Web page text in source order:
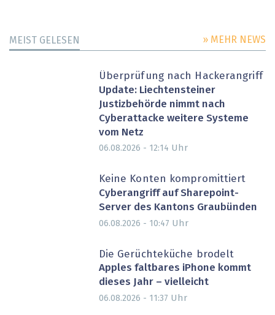
MEIST GELESEN » MEHR NEWS
Überprüfung nach Hackerangriff
Update: Liechtensteiner
Justizbehörde nimmt nach
Cyberattacke weitere Systeme
vom Netz
06.08.2026 - 12:14 Uhr
Keine Konten kompromittiert
Cyberangriff auf Sharepoint-
Server des Kantons Graubünden
06.08.2026 - 10:47 Uhr
Die Gerüchteküche brodelt
Apples faltbares iPhone kommt
dieses Jahr – vielleicht
06.08.2026 - 11:37 Uhr